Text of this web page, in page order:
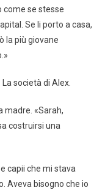
come se stesse
Se li porto a casa,
la più giovane
società di Alex.
madre. «Sarah,
costruirsi una
capii che mi stava
Aveva bisogno che io